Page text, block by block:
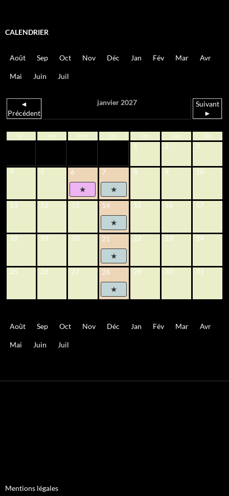
CALENDRIER
Août Sep Oct Nov Déc Jan Fév Mar Avr
Mai Juin Juil
◄
Précédent
janvier 2027
Suivant
►
lun mar mer jeu ven sam dim
1 2 3
4 5 6 7 8 9 10
11 12 13 14 15 16 17
18 19 20 21 22 23 24
25 26 27 28 29 30 31
Août Sep Oct Nov Déc Jan Fév Mar Avr
Mai Juin Juil
Mentions légales